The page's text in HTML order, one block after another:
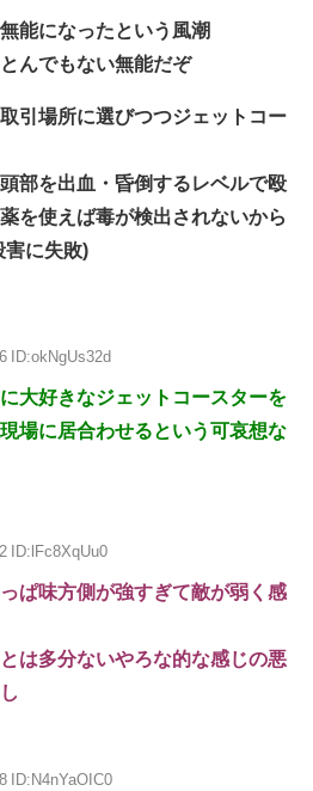
能になったという風潮
んでもない無能だぞ
引場所に選びつつジェットコー
部を出血・昏倒するレベルで殴
を使えば毒が検出されないから
害に失敗)
ID:okNgUs32d
大好きなジェットコースターを
場に居合わせるという可哀想な
ID:lFc8XqUu0
ぱ味方側が強すぎて敵が弱く感
は多分ないやろな的な感じの悪
ID:N4nYaOIC0